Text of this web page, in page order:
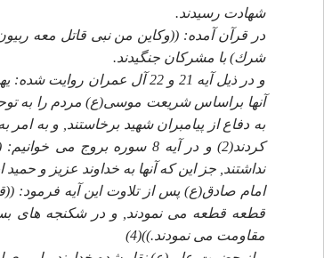
شهادت رسيدند.
شرك) با مشركان جنگيدند.
و در ذيل آيه 21 و 22 آل
نداشتند, جز اين كه آنها به خداوند عزيز و حميد
امام صادق(ع) پس از تلاوت اين آيه فرمود:
قطعه قطعه مى نمودند, و در شكنجه هاى
مقاومت مى نمودند.))(4)